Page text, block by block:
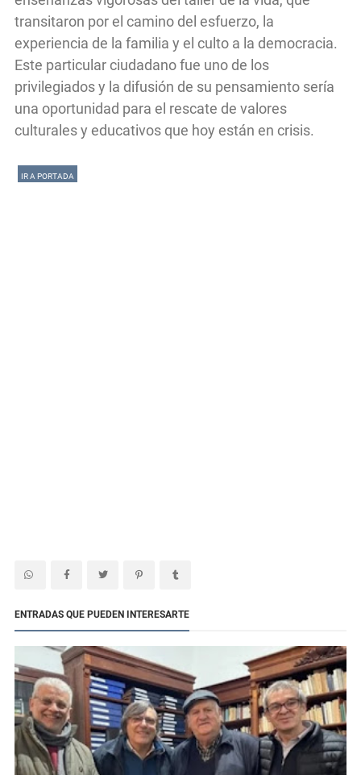
transitaron por el camino del esfuerzo, la
experiencia de la familia y el culto a la democracia.
Este particular ciudadano fue uno de los
privilegiados y la difusión de su pensamiento sería
una oportunidad para el rescate de valores
culturales y educativos que hoy están en crisis.
IR A PORTADA
ENTRADAS QUE PUEDEN INTERESARTE